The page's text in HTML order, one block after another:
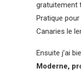
gratuitement
Pratique
Canaries le
Ensuite j’ai
Moderne,